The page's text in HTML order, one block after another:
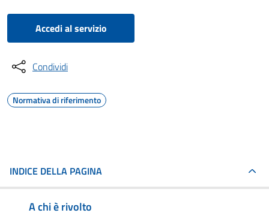
Accedi al servizio
Condividi
Normativa di riferimento
INDICE DELLA PAGINA
A chi è rivolto